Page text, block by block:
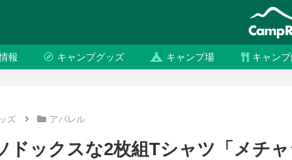
報 キャンプグッズ キャンプ場 キャンプ
ズ アパレル
ドックスな2枚組Tシャツ「メチ